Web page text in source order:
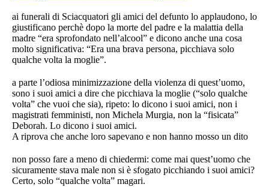
ai funerali di Sciacquatori gli amici del defunto lo applaudono, lo
giustificano perchè dopo la morte del padre e la malattia della
madre “era sprofondato nell’alcool” e dicono anche una cosa
molto significativa: “Era una brava persona, picchiava solo
qualche volta la moglie”.
a parte l’odiosa minimizzazione della violenza di quest’uomo,
sono i suoi amici a dire che picchiava la moglie (“solo qualche
volta” che vuoi che sia), ripeto: lo dicono i suoi amici, non i
magistrati femministi, non Michela Murgia, non la “fisicata”
Deborah. Lo dicono i suoi amici.
A riprova che anche loro sapevano e non hanno mosso un dito
non posso fare a meno di chiedermi: come mai quest’uomo che
sicuramente stava male non si è sfogato picchiando i suoi amici?
Certo, solo “qualche volta” magari.